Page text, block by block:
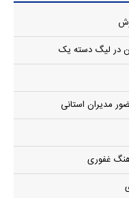
در لیگ دسته یک
مدیران استانی
غفوری